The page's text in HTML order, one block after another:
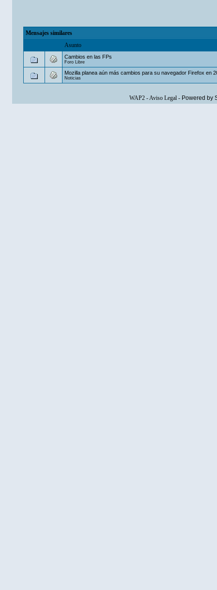
Mensajes similares
Asunto
Cambios en las FPs
Foro Libre
Mozilla planea aún más cambios para su navegador Firefox en
Noticias
WAP2-Aviso Legal- Powered by